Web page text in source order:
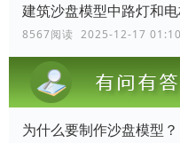
建筑沙盘模型中路灯和
8567阅读 2025-12-17
为什么要制作沙盘模型？